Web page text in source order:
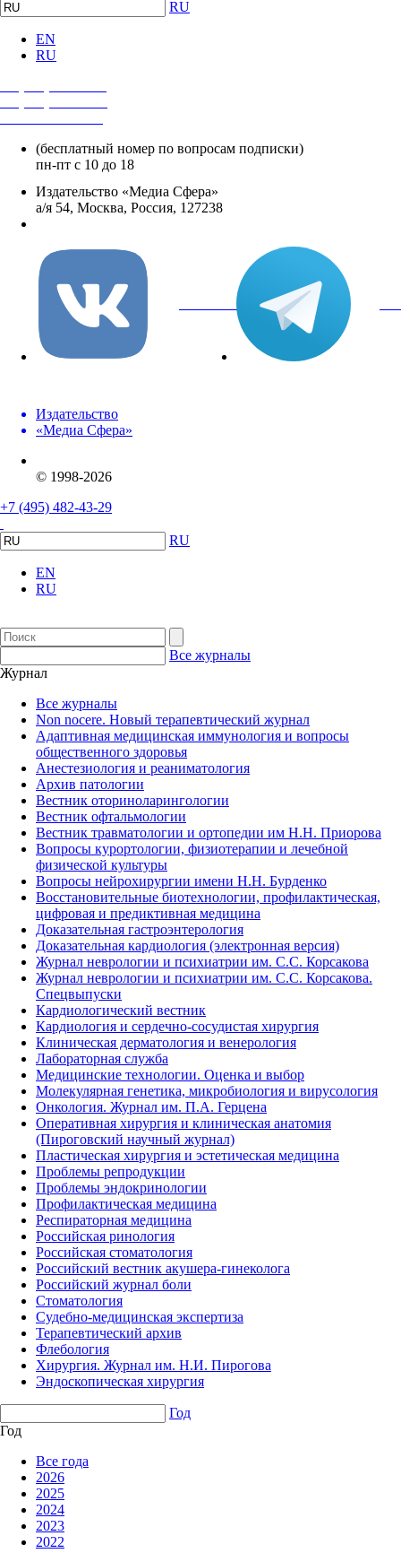
RU
EN
RU
(бесплатный номер по вопросам подписки)
пн-пт с 10 до 18
Издательство «Медиа Сфера»
а/я 54, Москва, Россия, 127238
вКонтакте
Издательство
«Медиа Сфера»
© 1998-2026
+7 (495) 482-43-29
RU
EN
RU
Все журналы
Журнал
Все журналы
Non nocere. Новый терапевтический журнал
Адаптивная медицинская иммунология и вопросы
общественного здоровья
Анестезиология и реаниматология
Архив патологии
Вестник оториноларингологии
Вестник офтальмологии
Вестник травматологии и ортопедии им Н.Н. Приорова
Вопросы курортологии, физиотерапии и лечебной
физической культуры
Вопросы нейрохирургии имени Н.Н. Бурденко
Восстановительные биотехнологии, профилактическая,
цифровая и предиктивная медицина
Доказательная гастроэнтерология
Доказательная кардиология (электронная версия)
Журнал неврологии и психиатрии им. С.С. Корсакова
Журнал неврологии и психиатрии им. С.С. Корсакова.
Спецвыпуски
Кардиологический вестник
Кардиология и сердечно-сосудистая хирургия
Клиническая дерматология и венерология
Лабораторная служба
Медицинские технологии. Оценка и выбор
Молекулярная генетика, микробиология и вирусология
Онкология. Журнал им. П.А. Герцена
Оперативная хирургия и клиническая анатомия
(Пироговский научный журнал)
Пластическая хирургия и эстетическая медицина
Проблемы репродукции
Проблемы эндокринологии
Профилактическая медицина
Респираторная медицина
Российская ринология
Российская стоматология
Российский вестник акушера-гинеколога
Российский журнал боли
Стоматология
Судебно-медицинская экспертиза
Терапевтический архив
Флебология
Хирургия. Журнал им. Н.И. Пирогова
Эндоскопическая хирургия
Год
Год
Все года
2026
2025
2024
2023
2022